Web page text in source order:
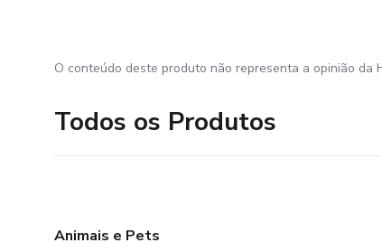
O conteúdo deste produto não representa a opinião da
Todos os Produtos
Animais e Pets